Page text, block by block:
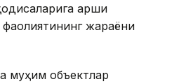
қарши
жараёни
муҳим объектлар